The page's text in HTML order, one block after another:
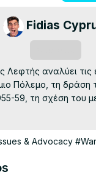
Fidias
αναλύει τις
Πόλεμο, τη δράση
59, τη σχέση του
ΕΟΚΑ Β΄ και πολλά
show/
& Advocacy